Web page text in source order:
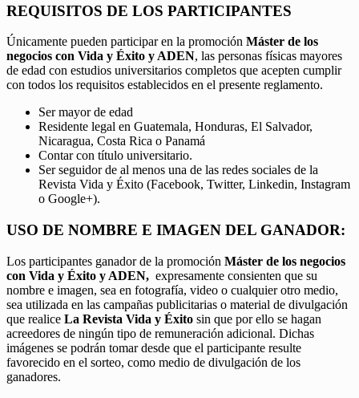
REQUISITOS DE LOS PARTICIPANTES
Únicamente pueden participar en la promoción Máster de los
negocios con Vida y Éxito y ADEN, las personas físicas mayores
de edad con estudios universitarios completos que acepten cumplir
con todos los requisitos establecidos en el presente reglamento.
Ser mayor de edad
Residente legal en Guatemala, Honduras, El Salvador,
Nicaragua, Costa Rica o Panamá
Contar con título universitario.
Ser seguidor de al menos una de las redes sociales de la
Revista Vida y Éxito (Facebook, Twitter, Linkedin, Instagram
o Google+).
USO DE NOMBRE E IMAGEN DEL GANADOR:
Los participantes ganador de la promoción Máster de los negocios
con Vida y Éxito y ADEN, expresamente consienten que su
nombre e imagen, sea en fotografía, video o cualquier otro medio,
sea utilizada en las campañas publicitarias o material de divulgación
que realice La Revista Vida y Éxito sin que por ello se hagan
acreedores de ningún tipo de remuneración adicional. Dichas
imágenes se podrán tomar desde que el participante resulte
favorecido en el sorteo, como medio de divulgación de los
ganadores.